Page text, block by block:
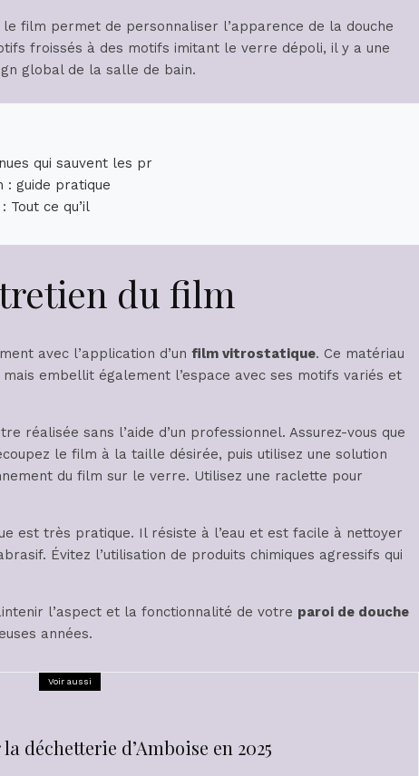
film permet de personnaliser l’apparence de la douche
froissés à des motifs imitant le verre dépoli, il y a une
global de la salle de bain.
qui sauvent les pr
: guide pratique
Tout ce qu’il
du film
avec l’application d’un film vitrostatique. Ce matériau
mais embellit également l’espace avec ses motifs variés et
réalisée sans l’aide d’un professionnel. Assurez-vous que
le film à la taille désirée, puis utilisez une solution
du film sur le verre. Utilisez une raclette pour
est très pratique. Il résiste à l’eau et est facile à nettoyer
Évitez l’utilisation de produits chimiques agressifs qui
l’aspect et la fonctionnalité de votre paroi de douche
années.
Voir aussi
déchetterie d’Amboise en 2025